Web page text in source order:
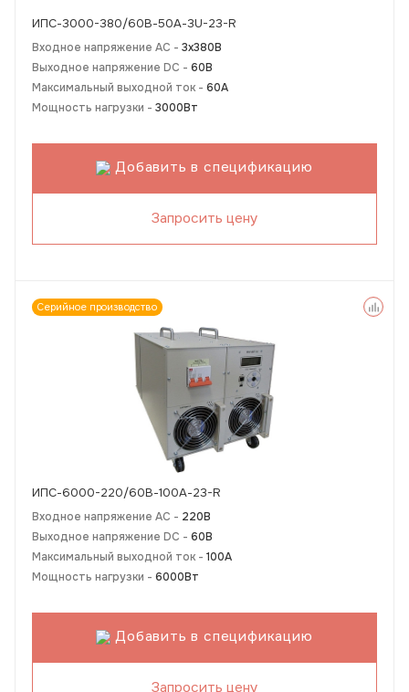
ИПС-3000-380/60В-50А-3U-23-R
Входное напряжение AC - 3х380В
Выходное напряжение DC - 60В
Максимальный выходной ток - 60А
Мощность нагрузки - 3000Вт
Добавить в спецификацию
Запросить цену
Серийное производство
ИПС-6000-220/60В-100А-23-R
Входное напряжение AC - 220В
Выходное напряжение DC - 60В
Максимальный выходной ток - 100А
Мощность нагрузки - 6000Вт
Добавить в спецификацию
Запросить цену